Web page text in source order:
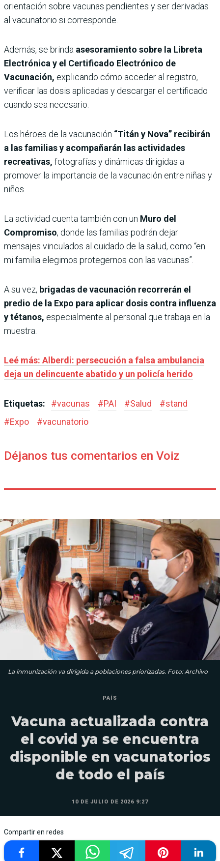
orientación sobre vacunas pendientes y ser derivadas
al vacunatorio si corresponde.
Además, se brinda asesoramiento sobre la Libreta
Electrónica y el Certificado Electrónico de
Vacunación, explicando cómo acceder al registro,
verificar las dosis aplicadas y descargar el certificado
cuando sea necesario.
Los héroes de la vacunación “Titán y Nova” recibirán
a las familias y acompañarán las actividades
recreativas, fotografías y dinámicas dirigidas a
promover la importancia de la vacunación entre niñas y
niños.
La actividad cuenta también con un Muro del
Compromiso, donde las familias podrán dejar
mensajes vinculados al cuidado de la salud, como “en
mi familia elegimos protegernos con las vacunas”.
A su vez, brigadas de vacunación recorrerán el
predio de la Expo para aplicar dosis contra influenza
y tétanos, especialmente al personal que trabaja en la
muestra.
Leé más: Alberdi: persecución a falsa ambulancia
deja un delincuente abatido y un policía herido
Etiquetas: #vacunas #PAI #Salud #stand
#Expo #vacunatorio
Déjanos tus comentarios en Voiz
La inmunización va dirigida a poblaciones priorizadas. Foto: Archivo
PAÍS
Vacuna actualizada contra
el covid ya se encuentra
disponible en vacunatorios
de todo el país
10 DE JULIO DE 2026 9:27
Compartir en redes